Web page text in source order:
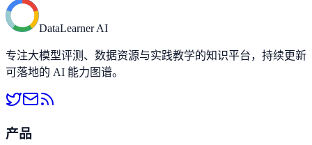
DataLearner AI
专注大模型评测、数据资源与实践教学的知识平台，持续更新
可落地的 AI 能力图谱。
产品